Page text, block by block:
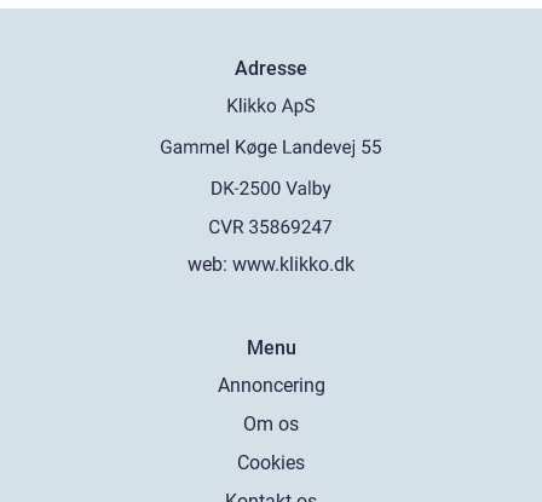
Adresse
web: www.klikko.dk
Menu
Annoncering
Om os
Cookies